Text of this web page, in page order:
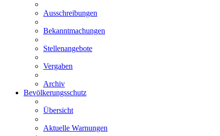
Ausschreibungen
Bekanntmachungen
Stellenangebote
Vergaben
Archiv
Bevölkerungsschutz
Übersicht
Aktuelle Warnungen